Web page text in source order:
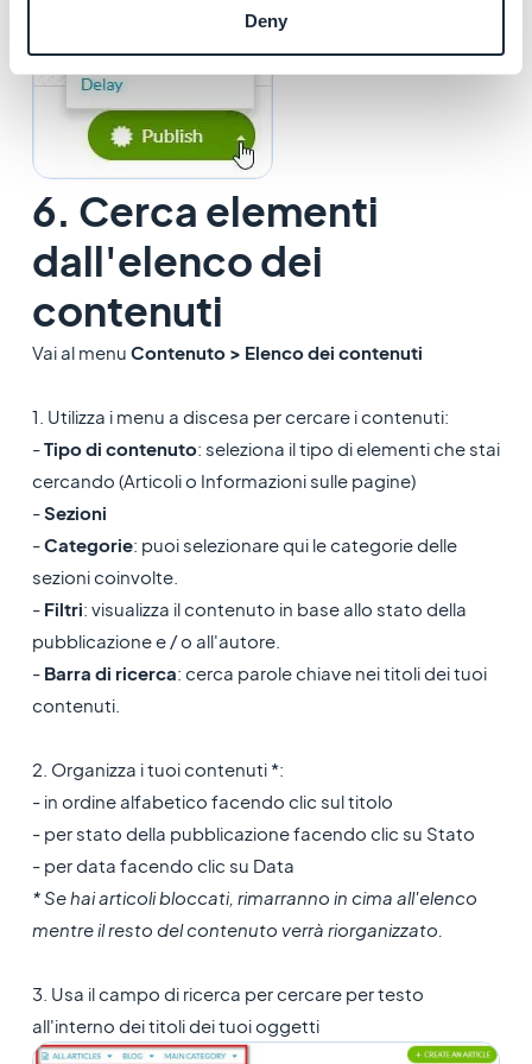
Deny
6. Cerca elementi
dall'elenco dei
contenuti
Vai al menu Contenuto > Elenco dei contenuti
1. Utilizza i menu a discesa per cercare i contenuti:
-Tipo di contenuto: seleziona il tipo di elementi che stai
cercando (Articoli o Informazioni sulle pagine)
-Sezioni
-Categorie: puoi selezionare qui le categorie delle
sezioni coinvolte.
-Filtri: visualizza il contenuto in base allo stato della
pubblicazione e / o all'autore.
- Barra di ricerca: cerca parole chiave nei titoli dei tuoi
contenuti.
2. Organizza i tuoi contenuti *:
- in ordine alfabetico facendo clic sul titolo
- per stato della pubblicazione facendo clic su Stato
- per data facendo clic su Data
* Se hai articoli bloccati, rimarranno in cima all'elenco
mentre il resto del contenuto verrà riorganizzato.
3. Usa il campo di ricerca per cercare per testo
all'interno dei titoli dei tuoi oggetti